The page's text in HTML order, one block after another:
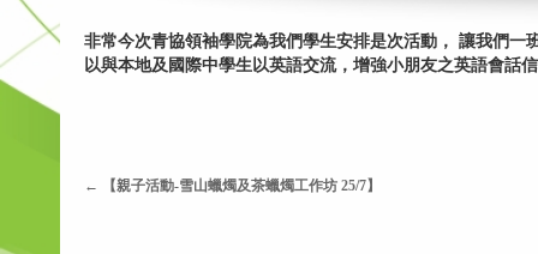
非常今次青協領袖學院為我們學生安排是次活動， 讓我們
以與本地及國際中學生以英語交流，增強小朋友之英語會話
← 【親子活動-雪山蠟燭及茶蠟燭工作坊 25/7】